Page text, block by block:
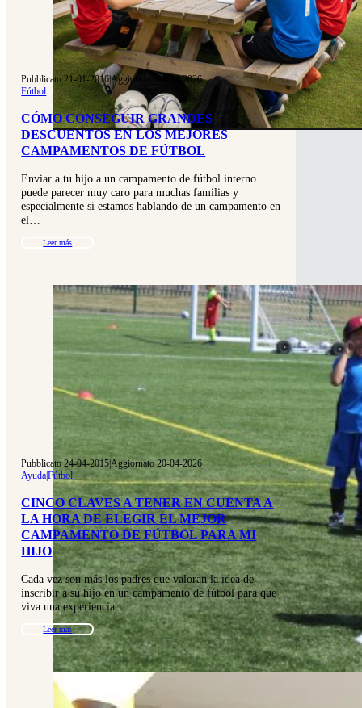
Pubblicato 21-01-2016|Aggiornato 23-04-2026
Fútbol
CÓMO CONSEGUIR GRANDES
DESCUENTOS EN LOS MEJORES
CAMPAMENTOS DE FÚTBOL
Enviar a tu hijo a un campamento de fútbol interno
puede parecer muy caro para muchas familias y
especialmente si estamos hablando de un campamento en
el…
Leer más
Pubblicato 24-04-2015|Aggiornato 20-04-2026
Ayuda|Fútbol
CINCO CLAVES A TENER EN CUENTA A
LA HORA DE ELEGIR EL MEJOR
CAMPAMENTO DE FÚTBOL PARA MI
HIJO
Cada vez son más los padres que valoran la idea de
inscribir a su hijo en un campamento de fútbol para que
viva una experiencia…
Leer más